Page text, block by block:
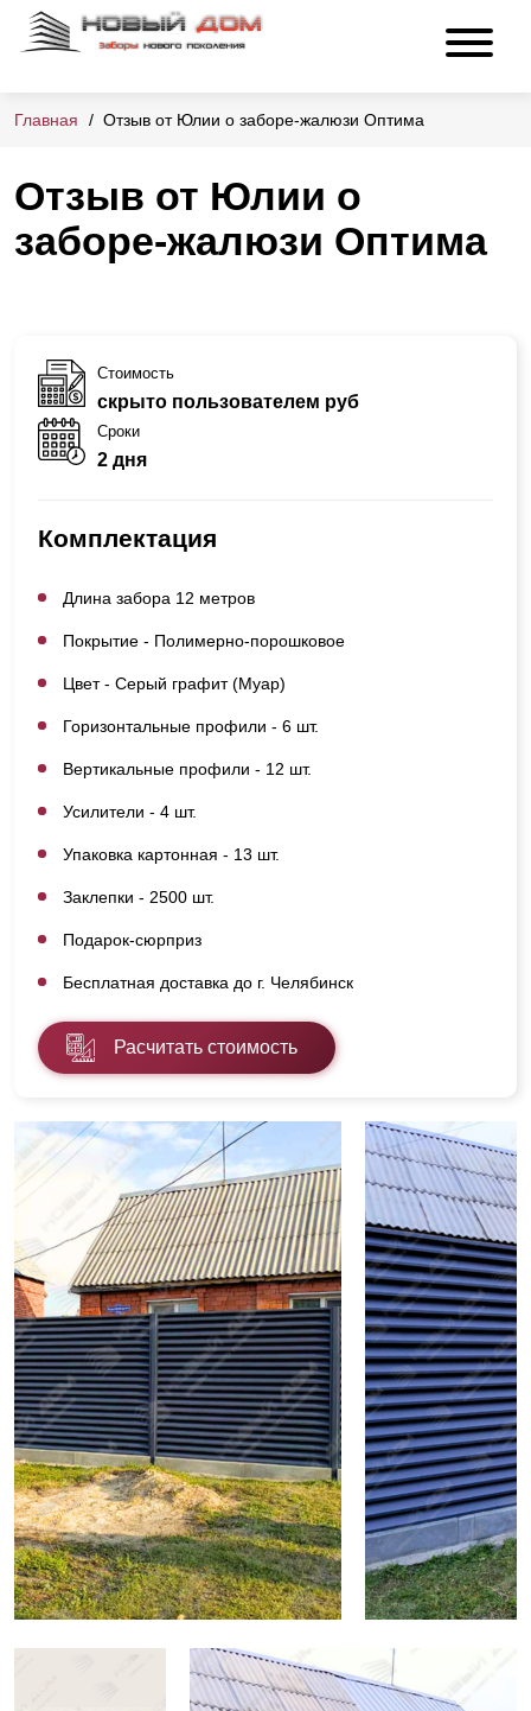
Главная Отзыв от Юлии о заборе-жалюзи Оптима
Отзыв от Юлии о
заборе-жалюзи Оптима
Стоимость
скрыто пользователем руб
Сроки
2 дня
Комплектация
Длина забора 12 метров
Покрытие - Полимерно-порошковое
Цвет - Серый графит (Муар)
Горизонтальные профили - 6 шт.
Вертикальные профили - 12 шт.
Усилители - 4 шт.
Упаковка картонная - 13 шт.
Заклепки - 2500 шт.
Подарок-сюрприз
Бесплатная доставка до г. Челябинск
Расчитать стоимость